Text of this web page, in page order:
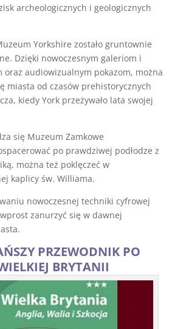
archeologicznych i geologicznych
Yorkshire zostało gruntownie
Dzięki nowoczesnym galeriom i
oraz audiowizualnym pokazom, można
miasta od czasów prehistorycznych
kiedy York przeżywało lata swojej
się Muzeum Zamkowe
po prawdziwej podłodze z
można też poklęczeć w
kaplicy św. Williama.
nowoczesnej techniki cyfrowej
zanurzyć się w dawnej
PRZEWODNIK PO
BRYTANII